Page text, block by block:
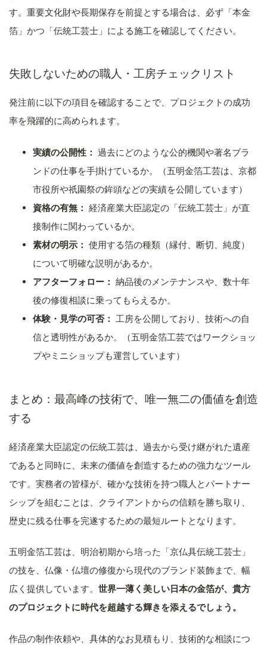
す。重要文化財や長期保存を前提とする場合は、必ず「本金
箔」かつ「伝統工芸士」による施工を確認してください。
失敗しないための職人・工房チェックリスト
発注前に以下の項目を確認することで、プロジェクトの成功
率を飛躍的に高められます。
実績の公開性： 過去にどのような公的機関や著名ブラ
ンドの仕事を手掛けているか。（五明金箔工芸は、京都
市役所や祇園祭の鉾頭などの実績を公開しています）
資格の有無： 経済産業大臣認定の「伝統工芸士」が直
接制作に関わっているか。
素材の明示： 使用する箔の種類（縁付、断切、純度）
について明確な説明があるか。
アフターフォロー： 納品後のメンテナンスや、数十年
後の修復相談に乗ってもらえるか。
体験・見学の可否： 工房を公開しており、技術への自
信と透明性があるか。（五明金箔工芸ではワークショッ
プやミニショップも運営しています）
まとめ：最高峰の技術で、唯一無二の価値を創造
する
経済産業大臣認定の伝統工芸は、過去から受け継がれた遺産
であると同時に、未来の価値を創造するための強力なツール
です。実務者の皆様が、確かな技術を持つ職人とパートナー
シップを組むことは、クライアントからの信頼を勝ち取り、
歴史に残る仕事を完遂するための最短ルートとなります。
五明金箔工芸は、明治初期から培った「京仏具伝統工芸士」
の技を、仏像・仏壇の修復から現代のブランド装飾まで、幅
広く提供しています。 世界一薄く美しい日本の金箔が、貴方
のプロジェクトに時代を超越する輝きを添えるでしょう。
作品の制作依頼や、具体的なお見積もり、技術的な相談につ